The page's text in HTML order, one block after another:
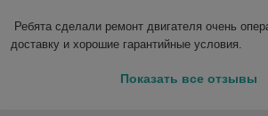
Ребята сделали ремонт двигателя очень
доставку и хорошие гарантийные условия.
Показать все отзывы